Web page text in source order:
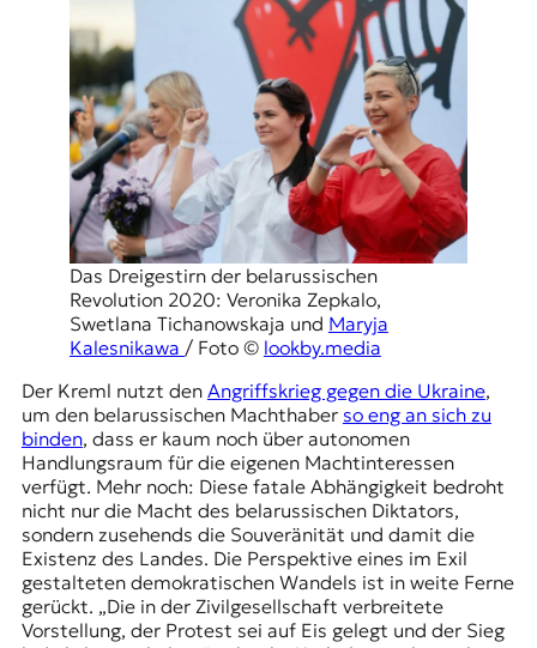
Das Dreigestirn der belarussischen
Revolution 2020: Veronika Zepkalo,
Swetlana Tichanowskaja und Maryja
Kalesnikawa / Foto © lookby.media
Der Kreml nutzt den Angriffskrieg gegen die Ukraine,
um den belarussischen Machthaber so eng an sich zu
binden, dass er kaum noch über autonomen
Handlungsraum für die eigenen Machtinteressen
verfügt. Mehr noch: Diese fatale Abhängigkeit bedroht
nicht nur die Macht des belarussischen Diktators,
sondern zusehends die Souveränität und damit die
Existenz des Landes. Die Perspektive eines im Exil
gestalteten demokratischen Wandels ist in weite Ferne
gerückt. „Die in der Zivilgesellschaft verbreitete
Vorstellung, der Protest sei auf Eis gelegt und der Sieg